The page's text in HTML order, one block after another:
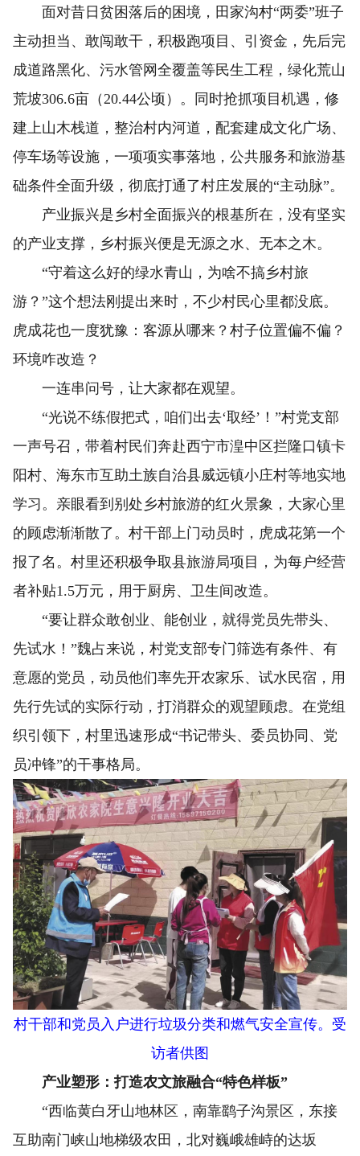
面对昔日贫困落后的困境，田家沟村“两委”班子
主动担当、敢闯敢干，积极跑项目、引资金，先后完
成道路黑化、污水管网全覆盖等民生工程，绿化荒山
荒坡306.6亩（20.44公顷）。同时抢抓项目机遇，修
建上山木栈道，整治村内河道，配套建成文化广场、
停车场等设施，一项项实事落地，公共服务和旅游基
础条件全面升级，彻底打通了村庄发展的“主动脉”。
产业振兴是乡村全面振兴的根基所在，没有坚实
的产业支撑，乡村振兴便是无源之水、无本之木。
“守着这么好的绿水青山，为啥不搞乡村旅
游？”这个想法刚提出来时，不少村民心里都没底。
虎成花也一度犹豫：客源从哪来？村子位置偏不偏？
环境咋改造？
一连串问号，让大家都在观望。
“光说不练假把式，咱们出去‘取经’！”村党支部
一声号召，带着村民们奔赴西宁市湟中区拦隆口镇卡
阳村、海东市互助土族自治县威远镇小庄村等地实地
学习。亲眼看到别处乡村旅游的红火景象，大家心里
的顾虑渐渐散了。村干部上门动员时，虎成花第一个
报了名。村里还积极争取县旅游局项目，为每户经营
者补贴1.5万元，用于厨房、卫生间改造。
“要让群众敢创业、能创业，就得党员先带头、
先试水！”魏占来说，村党支部专门筛选有条件、有
意愿的党员，动员他们率先开农家乐、试水民宿，用
先行先试的实际行动，打消群众的观望顾虑。在党组
织引领下，村里迅速形成“书记带头、委员协同、党
员冲锋”的干事格局。
村干部和党员入户进行垃圾分类和燃气安全宣传。受
访者供图
产业塑形：打造农文旅融合“特色样板”
“西临黄白牙山地林区，南靠鹞子沟景区，东接
互助南门峡山地梯级农田，北对巍峨雄峙的达坂